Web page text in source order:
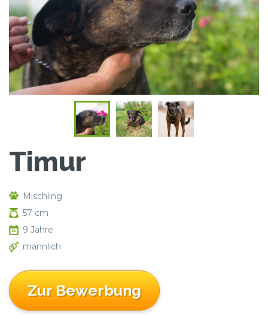
Timur
Mischling
57 cm
9 Jahre
männlich
Zur Bewerbung